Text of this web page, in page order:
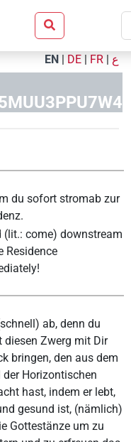
EN | DE | FR | ع
du sofort stromab zur
(lit.: come) downstream
Residence
ab, denn du
diesen Zwerg mit Dir
bringen, den aus dem
der Horizontischen
hast, indem er lebt,
gesund ist, (nämlich)
Gottestänze um zu